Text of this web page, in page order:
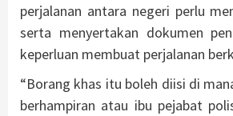
perjalanan antara negeri perlu
serta menyertakan dokumen
keperluan membuat perjalanan
“Borang khas itu boleh diisi di
berhampiran atau ibu pejabat